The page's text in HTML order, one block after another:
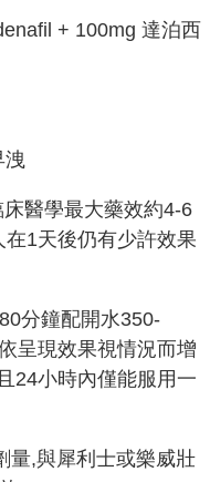
+ 100mg 達泊西
洩
醫學最大藥效約4-6
1天後仍有少許效果
分鐘配開水350-
呈現效果視情況而增
24小時內僅能服用一
量,與犀利士或樂威壯